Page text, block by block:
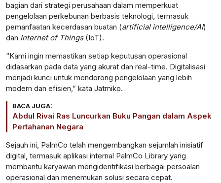
bagian dari strategi perusahaan dalam memperkuat
pengelolaan perkebunan berbasis teknologi, termasuk
pemanfaatan kecerdasan buatan (artificial intelligence/AI)
dan Internet of Things(IoT).
“Kami ingin memastikan setiap keputusan operasional
didasarkan pada data yang akurat dan real-time. Digitalisasi
menjadi kunci untuk mendorong pengelolaan yang lebih
modern dan efisien,” kata Jatmiko.
BACA JUGA:
Abdul Rivai Ras Luncurkan Buku Pangan dalam Aspek
Pertahanan Negara
Sejauh ini, PalmCo telah mengembangkan sejumlah inisiatif
digital, termasuk aplikasi internal PalmCo Library yang
membantu karyawan mengidentifikasi berbagai persoalan
operasional dan menemukan solusi secara cepat.